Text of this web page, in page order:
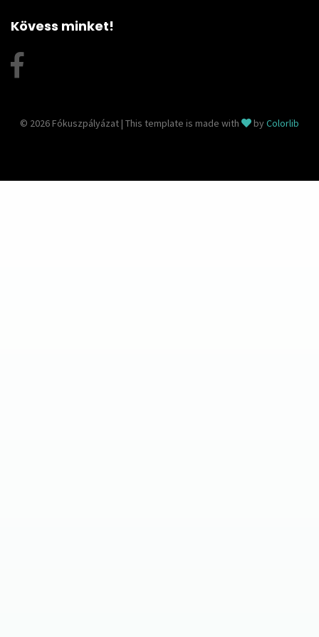
Kövess minket!
© 2026 Fókuszpályázat | This template is made with byColorlib